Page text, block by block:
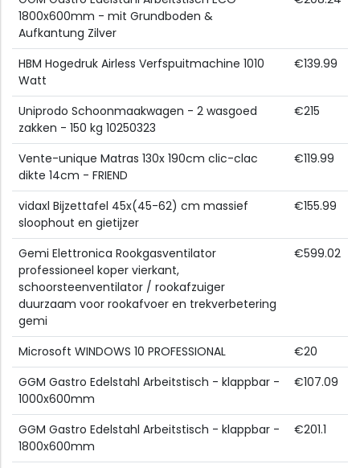
1800x600mm - mit Grundboden &
Aufkantung Zilver
HBM Hogedruk Airless Verfspuitmachine 1010
Watt
€139.99
Uniprodo Schoonmaakwagen - 2 wasgoed
zakken - 150 kg 10250323
€215
Vente-unique Matras 130x 190cm clic-clac
dikte 14cm - FRIEND
€119.99
vidaxl Bijzettafel 45x(45-62) cm massief
sloophout en gietijzer
€155.99
Gemi Elettronica Rookgasventilator
professioneel koper vierkant,
schoorsteenventilator / rookafzuiger
duurzaam voor rookafvoer en trekverbetering
gemi
€599.02
Microsoft WINDOWS 10 PROFESSIONAL
€20
GGM Gastro Edelstahl Arbeitstisch - klappbar -
1000x600mm
€107.09
GGM Gastro Edelstahl Arbeitstisch - klappbar -
1800x600mm
€201.1